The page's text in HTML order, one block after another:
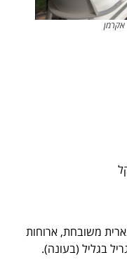
אקרמן
משובחת, ארוחות
בגליל (בעונה).